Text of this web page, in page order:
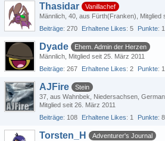
Thasidar
Vanillachef
Männlich 40 aus Fürth(Franken)
Mitglied
Beiträge 270 Erhaltene Likes 5 Punkte
Dyade
Ehem. Admin der Herzen
Männlich Mitglied seit 25. März 2011
Beiträge 267 Erhaltene Likes 2 Punkte
AJFire
Stein
37 aus Wahnbek, Niedersachsen,
Mitglied seit 26. März 2011
Beiträge 108 Erhaltene Likes 1 Punkte
Torsten_H
Adventurer's Journal